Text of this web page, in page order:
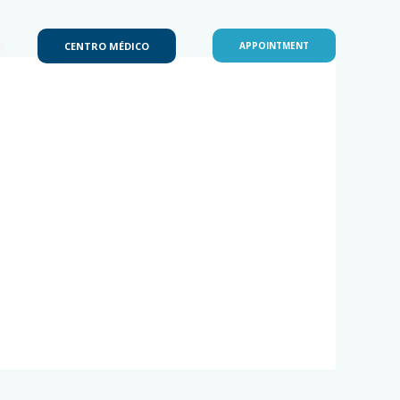
CENTRO MÉDICO APPOINTMENT